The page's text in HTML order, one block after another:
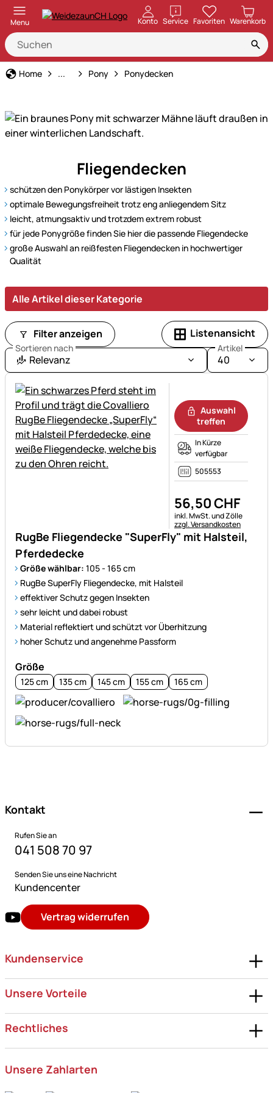
Menu Konto ServiceöffnenFavoriten Warenkorb
Home Tierart
... Pony Ponydecken
unser
Sortiment
für
Ponys
–
bestens
für
jede
und
Wetterlage.
Fliegendecken
schützen den Ponykörper vor lästigen Insekten
optimale Bewegungsfreiheit trotz eng anliegendem Sitz
leicht, atmungsaktiv und trotzdem extrem robust
für jede Ponygröße finden Sie hier die passende Fliegendecke
große Auswahl an reißfesten Fliegendecken in hochwertiger
Qualität
Alle Artikel dieser Kategorie
Filter anzeigen Listenansicht
Sortieren nach
Relevanz
Artikel
40
RugBe Fliegendecke "SuperFly" mit Halsteil,
Pferdedecke
Größe wählbar: 105 - 165 cm
RugBe SuperFly Fliegendecke, mit Halsteil
effektiver Schutz gegen Insekten
sehr leicht und dabei robust
Material reflektiert und schützt vor Überhitzung
hoher Schutz und angenehme Passform
Größe
125 cm 135 cm 145 cm 155 cm 165 cm
Auswahl
treffen
In Kürze
verfügbar
505553
56,50CHF
Steuerhinweis:
inkl. MwSt. und Zölle
zzgl. Versandkosten
Kontakt
Rufen Sie an
041 508 70 97
Senden Sie uns eine Nachricht
Kundencenter
Vertrag widerrufen
Kundenservice
Unsere Vorteile
Rechtliches
Unsere Zahlarten